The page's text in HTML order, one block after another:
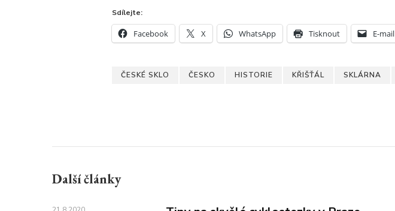
Sdílejte:
Facebook X WhatsApp Tisknout E-mail
ČESKÉ SKLO ČESKO HISTORIE KŘIŠŤÁL SKLÁRNA
Další články